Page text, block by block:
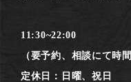
11:30~22:00
（要予約、相談にて時
定休日：日曜、祝日